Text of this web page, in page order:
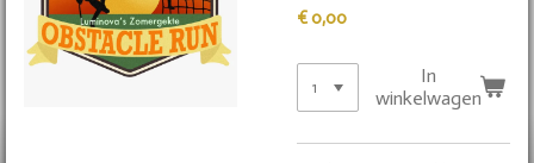
€ 0,00
In
winkelwagen